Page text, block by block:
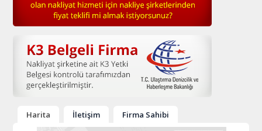
Harita İletişim Firma Sahibi